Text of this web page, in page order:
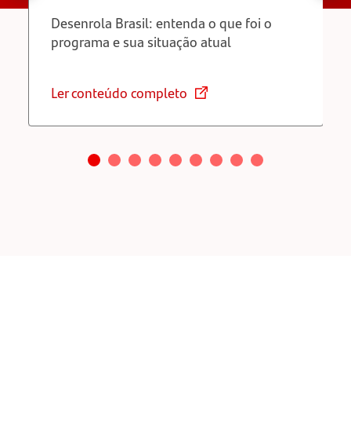
Desenrola Brasil: entenda o que foi o
programa e sua situação atual
Ler conteúdo completo